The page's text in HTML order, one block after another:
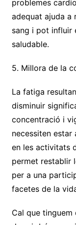
problemes
adequat ajuda a
sang i pot influir
saludable.
5. Millora de la
La fatiga
disminuir
concentració i
necessiten estar
en les activitats
permet restablir
per a una
facetes de la
Cal que